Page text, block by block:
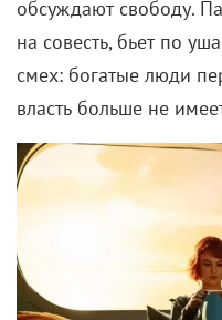
обсуждают свободу.
на совесть, бьет по
смех: богатые люди
власть больше не